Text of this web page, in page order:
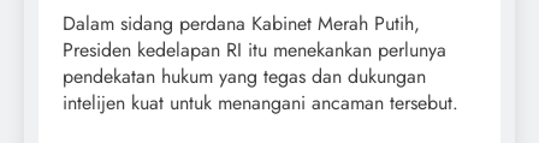
Dalam sidang perdana Kabinet Merah Putih,
Presiden kedelapan RI itu menekankan perlunya
pendekatan hukum yang tegas dan dukungan
intelijen kuat untuk menangani ancaman tersebut.